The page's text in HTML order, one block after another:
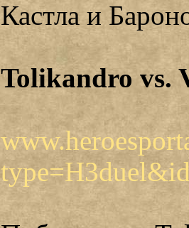
Кастла и
Tolikandro vs.